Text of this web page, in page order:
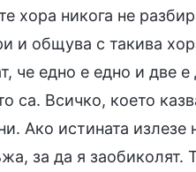
хора никога не
и общува с такива
че едно е едно и две
са. Всичко, което
Ако истината излезе
за да я заобиколят.